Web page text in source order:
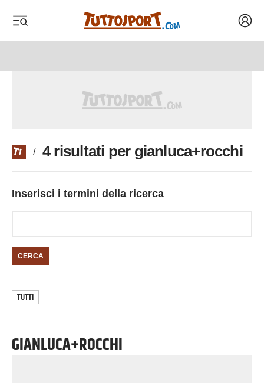
/ 4 risultati per gianluca+rocchi
Inserisci i termini della ricerca
CERCA
TUTTI
GIANLUCA+ROCCHI